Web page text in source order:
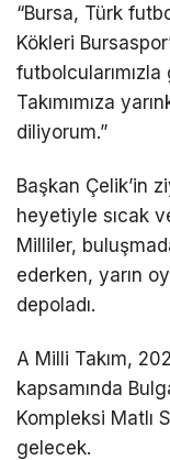
“Bursa, Türk
Kökleri
Takımımıza
diliyorum.”
Başkan Çelik’in
heyetiyle sıcak
Milliler,
ederken, yarın
depoladı.
A Milli Takım,
kapsamında
Kompleksi Matlı
gelecek.